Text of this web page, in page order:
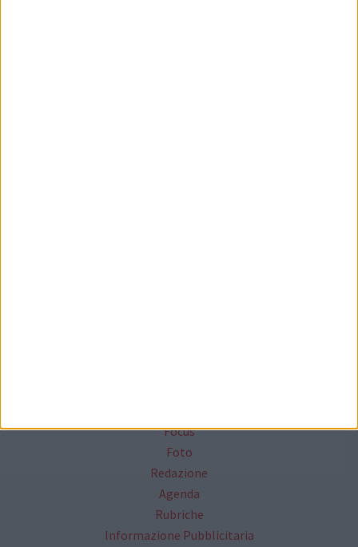
Focus
Foto
Redazione
Agenda
Rubriche
Informazione Pubblicitaria